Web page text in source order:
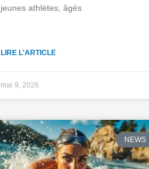
jeunes athlètes, âgés
LIRE L'ARTICLE
mai 9, 2026
NEWS